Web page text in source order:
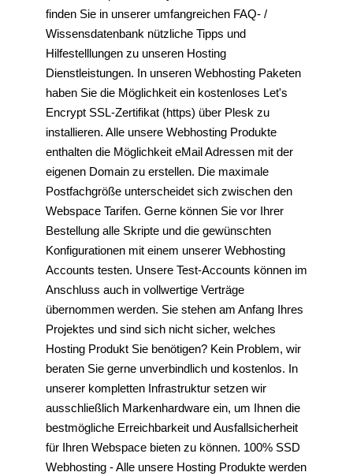
finden Sie in unserer umfangreichen FAQ- /
Wissensdatenbank nützliche Tipps und
Hilfestelllungen zu unseren Hosting
Dienstleistungen. In unseren Webhosting Paketen
haben Sie die Möglichkeit ein kostenloses Let's
Encrypt SSL-Zertifikat (https) über Plesk zu
installieren. Alle unsere Webhosting Produkte
enthalten die Möglichkeit eMail Adressen mit der
eigenen Domain zu erstellen. Die maximale
Postfachgröße unterscheidet sich zwischen den
Webspace Tarifen. Gerne können Sie vor Ihrer
Bestellung alle Skripte und die gewünschten
Konfigurationen mit einem unserer Webhosting
Accounts testen. Unsere Test-Accounts können im
Anschluss auch in vollwertige Verträge
übernommen werden. Sie stehen am Anfang Ihres
Projektes und sind sich nicht sicher, welches
Hosting Produkt Sie benötigen? Kein Problem, wir
beraten Sie gerne unverbindlich und kostenlos. In
unserer kompletten Infrastruktur setzen wir
ausschließlich Markenhardware ein, um Ihnen die
bestmögliche Erreichbarkeit und Ausfallsicherheit
für Ihren Webspace bieten zu können. 100% SSD
Webhosting - Alle unsere Hosting Produkte werden